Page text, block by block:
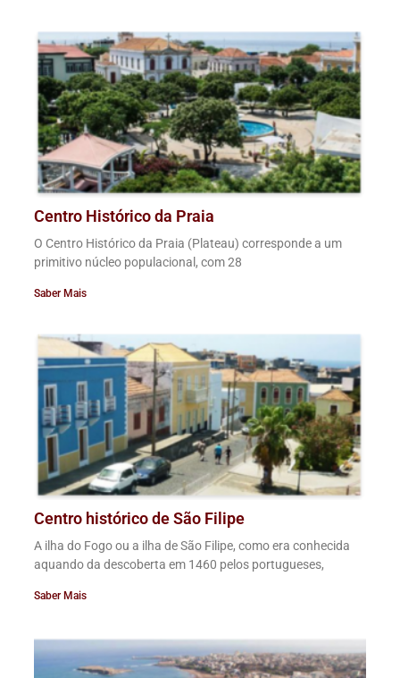
Centro Histórico da Praia
O Centro Histórico da Praia (Plateau) corresponde a um
primitivo núcleo populacional, com 28
Saber Mais
Centro histórico de São Filipe
A ilha do Fogo ou a ilha de São Filipe, como era conhecida
aquando da descoberta em 1460 pelos portugueses,
Saber Mais